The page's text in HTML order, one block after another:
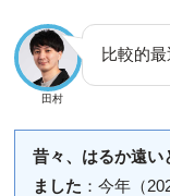
田村
比較的
昔々、はるか遠い
ました ：今年（